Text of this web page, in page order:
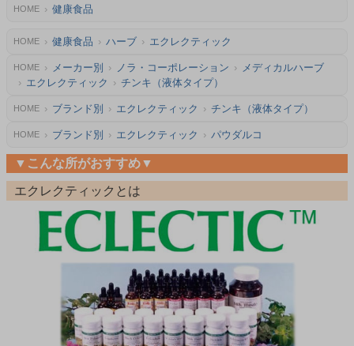
HOME 健康食品
HOME 健康食品 ハーブ エクレクティック
HOME メーカー別 ノラ・コーポレーション
メディカルハーブ
エクレクティック
チンキ（液体タイプ）
HOME ブランド別 エクレクティック チンキ（液体タイプ）
HOME ブランド別 エクレクティック パウダルコ
▼こんな所がおすすめ▼
エクレクティックとは